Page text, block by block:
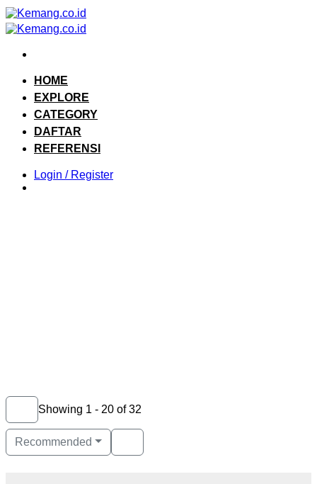
Skip
to
content
HOME
EXPLORE
CATEGORY
DAFTAR
REFERENSI
Login / Register
Showing 1 - 20 of 32
Recommended